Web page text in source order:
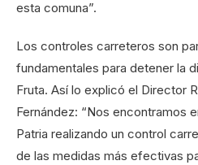
esta comuna”.
Los controles carreteros son
fundamentales para detener la
Fruta. Así lo explicó el Director
Fernández: “Nos encontramos
Patria realizando un control
de las medidas más efectivas